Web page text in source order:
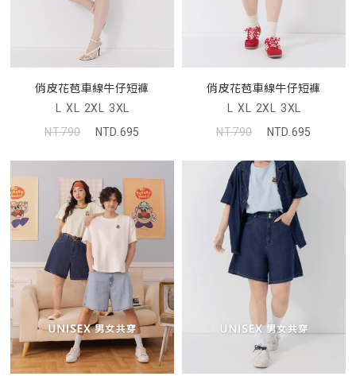
俏皮花苞車線牛仔短褲
L XL 2XL 3XL
NT.790
NTD.695
俏皮花苞車線牛仔短褲
L XL 2XL 3XL
NT.790
NTD.695